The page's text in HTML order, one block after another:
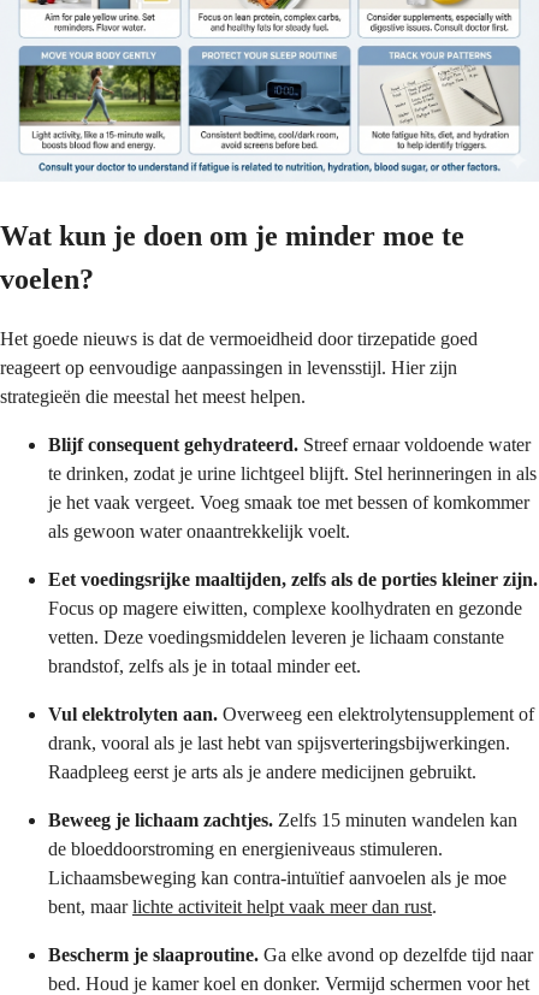
Wat kun je doen om je minder moe te
voelen?
Het goede nieuws is dat de vermoeidheid door tirzepatide goed
reageert op eenvoudige aanpassingen in levensstijl. Hier zijn
strategieën die meestal het meest helpen.
Blijf consequent gehydrateerd. Streef ernaar voldoende water
te drinken, zodat je urine lichtgeel blijft. Stel herinneringen in als
je het vaak vergeet. Voeg smaak toe met bessen of komkommer
als gewoon water onaantrekkelijk voelt.
Eet voedingsrijke maaltijden, zelfs als de porties kleiner zijn.
Focus op magere eiwitten, complexe koolhydraten en gezonde
vetten. Deze voedingsmiddelen leveren je lichaam constante
brandstof, zelfs als je in totaal minder eet.
Vul elektrolyten aan. Overweeg een elektrolytensupplement of
drank, vooral als je last hebt van spijsverteringsbijwerkingen.
Raadpleeg eerst je arts als je andere medicijnen gebruikt.
Beweeg je lichaam zachtjes. Zelfs 15 minuten wandelen kan
de bloeddoorstroming en energieniveaus stimuleren.
Lichaamsbeweging kan contra-intuïtief aanvoelen als je moe
bent, maarlichte activiteit helpt vaak meer dan rust.
Bescherm je slaaproutine. Ga elke avond op dezelfde tijd naar
bed. Houd je kamer koel en donker. Vermijd schermen voor het